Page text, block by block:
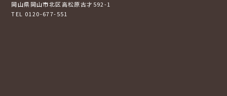
岡山県岡山市北区高松原古才592-1
TEL 0120-677-551